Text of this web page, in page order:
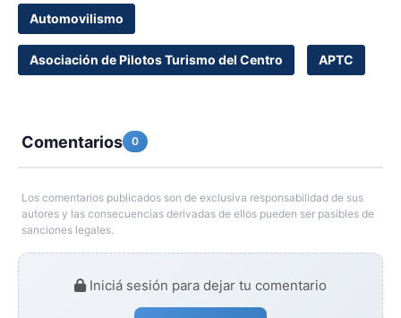
Automovilismo
Asociación de Pilotos Turismo del Centro APTC
Comentarios 0
Los comentarios publicados son de exclusiva responsabilidad de sus
autores y las consecuencias derivadas de ellos pueden ser pasibles de
sanciones legales.
Iniciá sesión para dejar tu comentario